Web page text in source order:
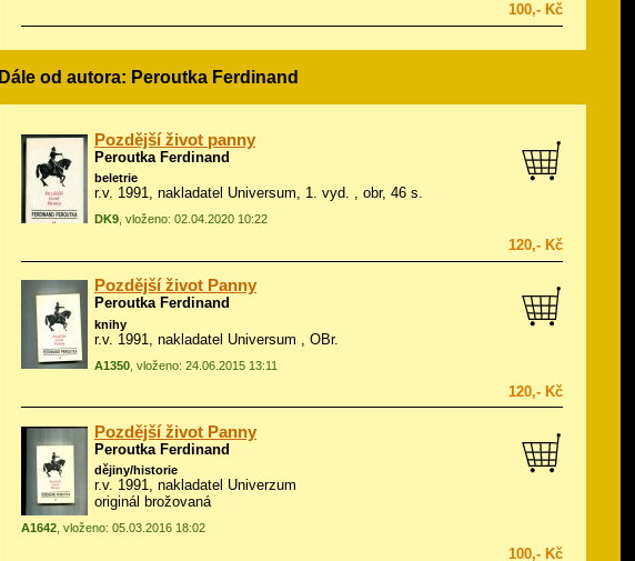
100,- Kč
Dále od autora: Peroutka Ferdinand
Pozdější život panny
Peroutka Ferdinand
beletrie
r.v. 1991, nakladatel Universum, 1. vyd. , obr, 46 s.
DK9 , vloženo: 02.04.2020 10:22
120,- Kč
Pozdější život Panny
Peroutka Ferdinand
knihy
r.v. 1991, nakladatel Universum , OBr.
A1350 , vloženo: 24.06.2015 13:11
120,- Kč
Pozdější život Panny
Peroutka Ferdinand
dějiny/historie
r.v. 1991, nakladatel Univerzum
originál brožovaná
A1642 , vloženo: 05.03.2016 18:02
100,- Kč